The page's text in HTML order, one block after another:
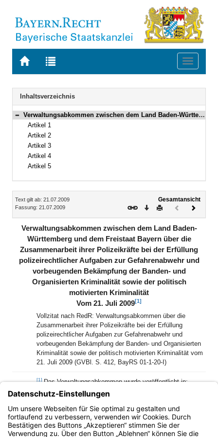
Zur
BAYERN.RECHT
Zur
letzten
Suche
Toggle
Navigation
Inhaltsverzeichnis
Bereich reduzieren
Verwaltungsabkommen zwischen dem Land Baden-Württemberg und dem Freistaat Bayern über die Zusammenarbeit ihrer Polizeikräfte bei der Erfüllung polizeirechtlicher Aufgaben zur Gefahrenabwehr und vorbeugenden Bekämpfung der Banden- und Organisierten Kriminalität sowie der politisch motivierten Kriminalität Vom 21. Juli 2009 (Art. 1–5)
Artikel 1
Artikel 2
Artikel 3
Artikel 4
Artikel 5
Inhalt
Text gilt ab: 21.07.2009
Fassung: 21.07.2009
Gesamtansicht
Download
DruckenVorheriges
Verwaltungsabkommen zwischen dem Land Baden-
Württemberg und dem Freistaat Bayern über die
Zusammenarbeit ihrer Polizeikräfte bei der Erfüllung
polizeirechtlicher Aufgaben zur Gefahrenabwehr und
vorbeugenden Bekämpfung der Banden- und
Organisierten Kriminalität sowie der politisch
motivierten Kriminalität
Vom 21. Juli 2009[1]
Vollzitat nach RedR: Verwaltungsabkommen über die
Zusammenarbeit ihrer Polizeikräfte bei der Erfüllung
polizeirechtlicher Aufgaben zur Gefahrenabwehr und
vorbeugenden Bekämpfung der Banden- und Organisierten
Kriminalität sowie der politisch motivierten Kriminalität vom
21. Juli 2009 (GVBl. S. 412, BayRS 01-1-20-I)
[1] Das Verwaltungsabkommen wurde veröffentlicht in:
Baden-Württemberg:Verwaltungsabkommen v. 21.7.2009
(GABl. S. 266);
Bayern:Bek. v. 12.8.2009 (GVBl. S. 412).